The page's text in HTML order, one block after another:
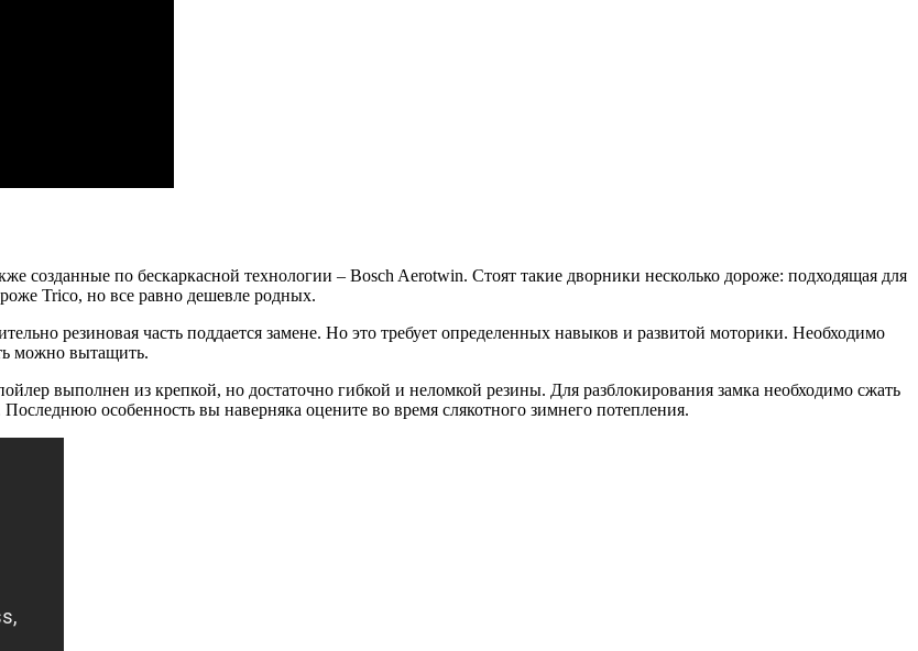
созданные по бескаркасной технологии – Bosch Aerotwin. Стоят такие дворники несколько дороже: подходящая для
Trico, но все равно дешевле родных.
резиновая часть поддается замене. Но это требует определенных навыков и развитой моторики. Необходимо
можно вытащить.
выполнен из крепкой, но достаточно гибкой и неломкой резины. Для разблокирования замка необходимо сжать
особенность вы наверняка оцените во время слякотного зимнего потепления.